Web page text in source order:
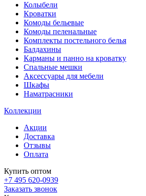
Колыбели
Кроватки
Комоды бельевые
Комоды пеленальные
Комплекты постельного белья
Балдахины
Карманы и панно на кроватку
Спальные мешки
Аксессуары для мебели
Шкафы
Наматрасники
Коллекции
Акции
Доставка
Отзывы
Оплата
Купить оптом
+7 495 620-0939
Заказать звонок